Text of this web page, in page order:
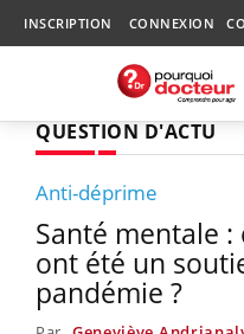
INSCRIPTION CONNEXION
QUESTION D'ACTU
Anti-déprime
Santé mentale
ont été un
pandémie ?